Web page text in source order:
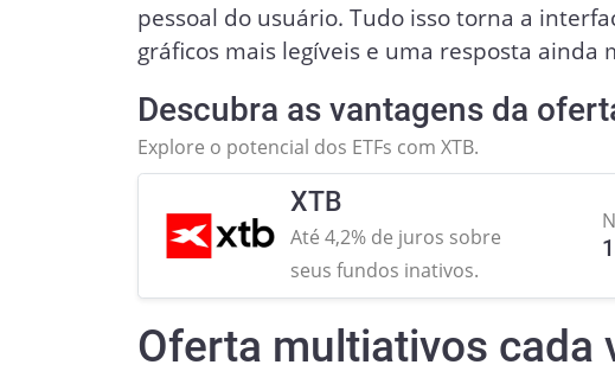
pessoal do usuário. Tudo isso torna a
gráficos mais legíveis e uma resposta ainda
Descubra as vantagens da
Explore o potencial dos ETFs com XTB.
XTB
Até 4,2% de juros sobre
seus fundos inativos.
Oferta multiativos cada